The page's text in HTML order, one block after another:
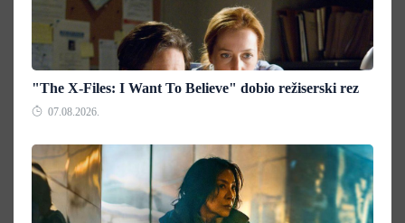
"The X-Files: I Want To Believe" dobio režiserski rez
07.08.2026.